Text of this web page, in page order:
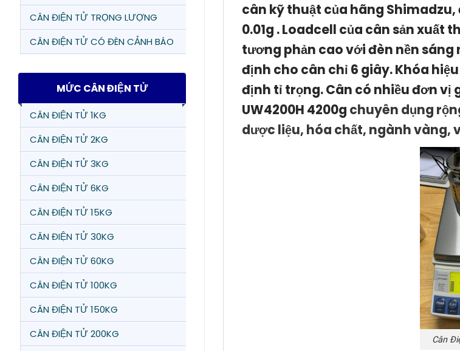
CÂN ĐIỆN TỬ TRỌNG LƯỢNG
CÂN ĐIỆN TỬ CÓ ĐÈN CẢNH BÁO
MỨC CÂN ĐIỆN TỬ
CÂN ĐIỆN TỬ 1KG
CÂN ĐIỆN TỬ 2KG
CÂN ĐIỆN TỬ 3KG
CÂN ĐIỆN TỬ 6KG
CÂN ĐIỆN TỬ 15KG
CÂN ĐIỆN TỬ 30KG
CÂN ĐIỆN TỬ 60KG
CÂN ĐIỆN TỬ 100KG
CÂN ĐIỆN TỬ 150KG
CÂN ĐIỆN TỬ 200KG
cân kỹ thuật của hãng Shimadzu,
0.01g . Loadcell của cânsản xuất
tương phản cao với đèn nền
định cho cân chỉ 6 giây. Khóa
định tỉ trọng. Cân có nhiều đơn vị
UW4200H 4200g chuyên dụng
dược liệu, hóa chất, ngành
Cân